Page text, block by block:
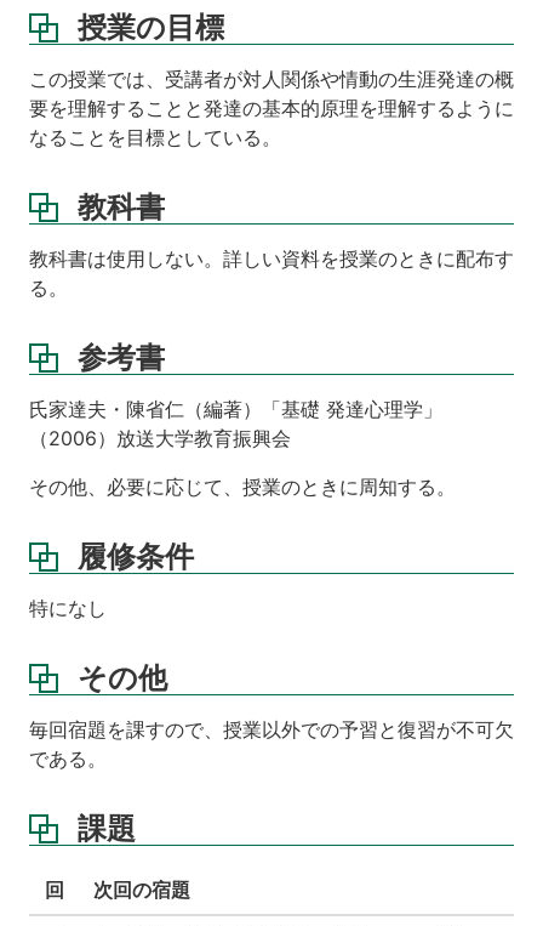
義
ノ
ト
成
評
価
授業の目標
この授業では、受講者が対人関係や情動の生涯発達の概
要を理解することと発達の基本的原理を理解するように
なることを目標としている。
教科書
教科書は使用しない。詳しい資料を授業のときに配布す
る。
参考書
氏家達夫・陳省仁（編著）「基礎 発達心理学」
（2006）放送大学教育振興会
その他、必要に応じて、授業のときに周知する。
履修条件
特になし
その他
毎回宿題を課すので、授業以外での予習と復習が不可欠
である。
課題
回 次回の宿題